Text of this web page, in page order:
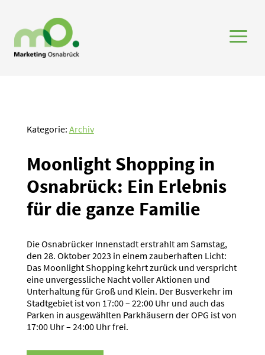
a
Kategorie: Archiv
Moonlight Shopping in
Osnabrück: Ein Erlebnis
für die ganze Familie
Die Osnabrücker Innenstadt erstrahlt am Samstag,
den 28. Oktober 2023 in einem zauberhaften Licht:
Das Moonlight Shopping kehrt zurück und verspricht
eine unvergessliche Nacht voller Aktionen und
Unterhaltung für Groß und Klein. Der Busverkehr im
Stadtgebiet ist von 17:00 – 22:00 Uhr und auch das
Parken in ausgewählten Parkhäusern der OPG ist von
17:00 Uhr – 24:00 Uhr frei.